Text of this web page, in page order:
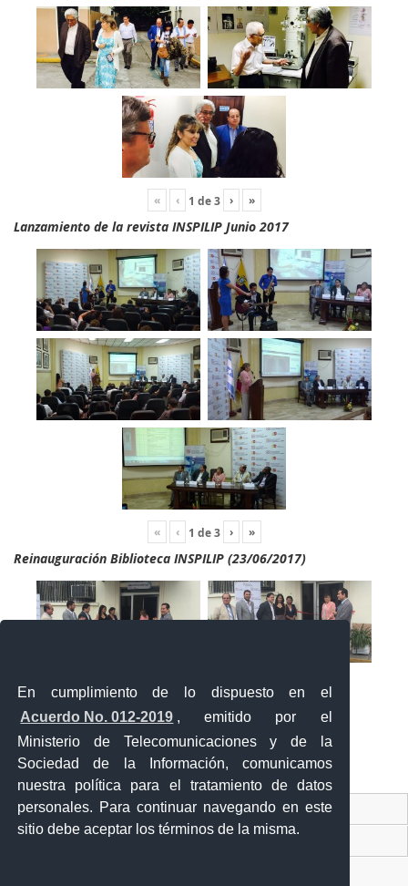
En cumplimiento de lo dispuesto en el
Acuerdo No. 012-2019 , emitido por el
Ministerio de Telecomunicaciones y de la
Sociedad de la Información, comunicamos
nuestra política para el tratamiento de datos
personales. Para continuar navegando en este
sitio debe aceptar los términos de la misma.
« ‹ 1 de3 › »
Lanzamiento de la revista INSPILIP Junio 2017
« ‹ 1 de3 › »
Reinauguración Biblioteca INSPILIP (23/06/2017)
Contacto Ciudadano Digital